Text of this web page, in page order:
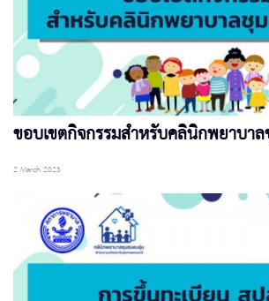
ขอบเขตกิจกรรมสำหรับคลินิกพยาบา
2 March 2023